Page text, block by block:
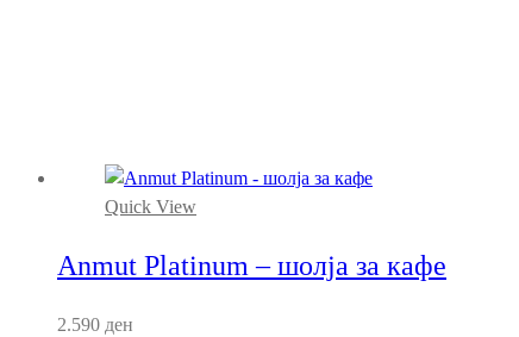
Quick View
Anmut Platinum – шолја за кафе
2.590 ден